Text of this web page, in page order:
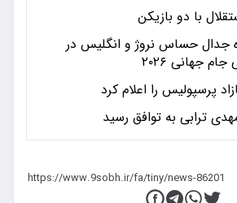
با دو بازیکن
جدال حساس نروژ و انگلیس در
جهانی ۲۰۲۶
پرسپولیس را اعلام کرد
ترابی به توافق رسید